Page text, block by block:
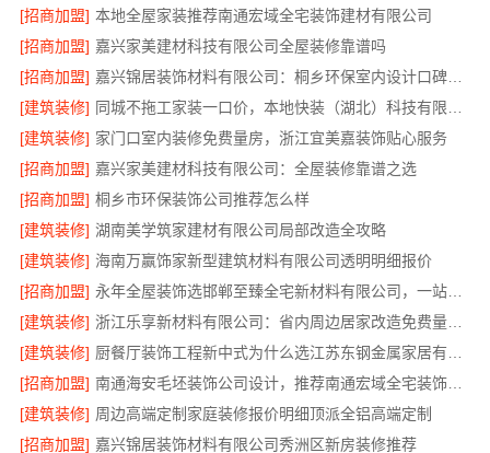
[招商加盟] 本地全屋家装推荐南通宏域全宅装饰建材有限公司
[招商加盟] 嘉兴家美建材科技有限公司全屋装修靠谱吗
[招商加盟]
嘉兴锦居装饰材料有限公司：桐乡环保室内设计口碑之选
[建筑装修]
[建筑装修] 家门口室内装修免费量房，浙江宜美嘉装饰贴心服务
[招商加盟] 嘉兴家美建材科技有限公司：全屋装修靠谱之选
[招商加盟] 桐乡市环保装饰公司推荐怎么样
[建筑装修] 湖南美学筑家建材有限公司局部改造全攻略
[建筑装修] 海南万赢饰家新型建筑材料有限公司透明明细报价
[招商加盟]
永年全屋装饰选邯郸至臻全宅新材料有限公司，一站式服务
[建筑装修]
浙江乐享新材料有限公司：省内周边居家改造免费量房收费标准
[建筑装修]
[招商加盟]
南通海安毛坯装饰公司设计，推荐南通宏域全宅装饰建材有限公司
[建筑装修] 周边高端定制家庭装修报价明细顶派全铝高端定制
[招商加盟] 嘉兴锦居装饰材料有限公司秀洲区新房装修推荐